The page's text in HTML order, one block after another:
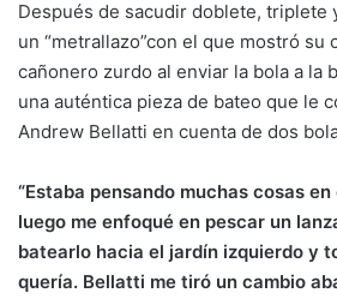
Después de sacudir doblete, triplete
un “metrallazo”con el que mostró su
cañonero zurdo al enviar la bola a la
una auténtica pieza de bateo que le
Andrew Bellatti en cuenta de dos
“Estaba pensando muchas cosas
luego me enfoqué en pescar un
batearlo hacia el jardín izquierdo y
quería. Bellatti me tiró un cambio